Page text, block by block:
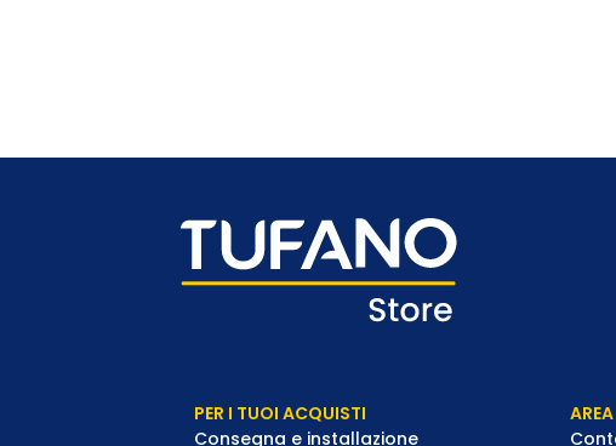
PER I TUOI ACQUISTI
Consegna e installazione